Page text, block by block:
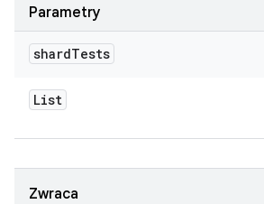
Parametry
shardTests
List
Zwraca